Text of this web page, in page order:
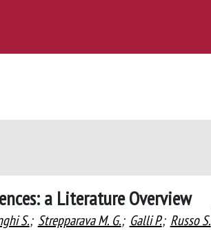
a Literature Overview
S.; Strepparava M. G.; Galli P.; Russo S.